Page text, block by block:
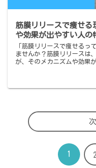
筋膜リリースで痩せる
や効果が出やすい人の
「筋膜リリースで痩せるっ
ませんか？筋膜リリースは
が、そのメカニズムや効果
1 2